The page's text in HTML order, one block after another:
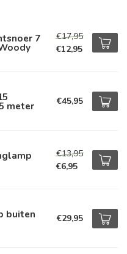
7
€17,95
€12,95
meter €45,95
€13,95
€6,95
buiten €29,95